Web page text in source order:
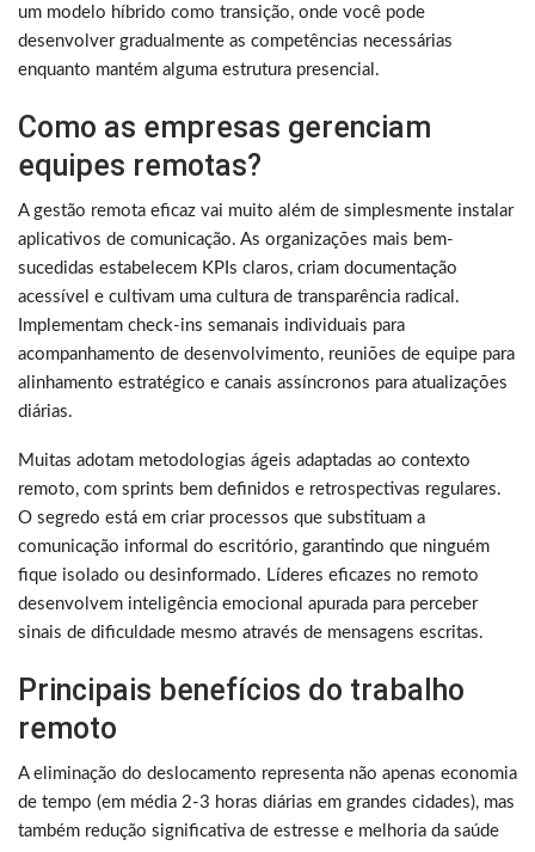
um modelo híbrido como transição, onde você pode
desenvolver gradualmente as competências necessárias
enquanto mantém alguma estrutura presencial.
Como as empresas gerenciam
equipes remotas?
A gestão remota eficaz vai muito além de simplesmente instalar
aplicativos de comunicação. As organizações mais bem-
sucedidas estabelecem KPIs claros, criam documentação
acessível e cultivam uma cultura de transparência radical.
Implementam check-ins semanais individuais para
acompanhamento de desenvolvimento, reuniões de equipe para
alinhamento estratégico e canais assíncronos para atualizações
diárias.
Muitas adotam metodologias ágeis adaptadas ao contexto
remoto, com sprints bem definidos e retrospectivas regulares.
O segredo está em criar processos que substituam a
comunicação informal do escritório, garantindo que ninguém
fique isolado ou desinformado. Líderes eficazes no remoto
desenvolvem inteligência emocional apurada para perceber
sinais de dificuldade mesmo através de mensagens escritas.
Principais benefícios do trabalho
remoto
A eliminação do deslocamento representa não apenas economia
de tempo (em média 2-3 horas diárias em grandes cidades), mas
também redução significativa de estresse e melhoria da saúde